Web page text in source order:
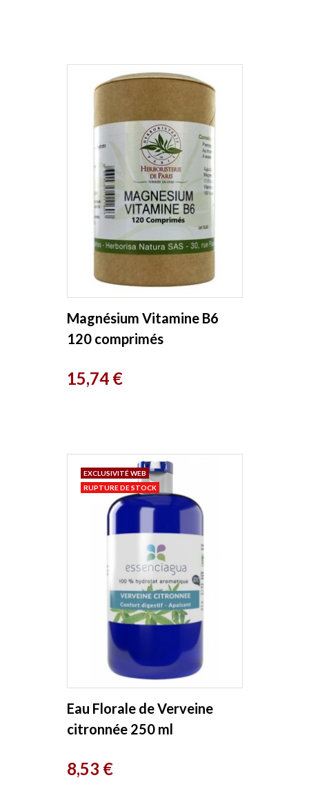
Magnésium Vitamine B6
120 comprimés
Prix
15,74 €
Eau Florale de Verveine
citronnée 250 ml
Prix
8,53 €
EXCLUSIVITÉ WEB
RUPTURE DE STOCK